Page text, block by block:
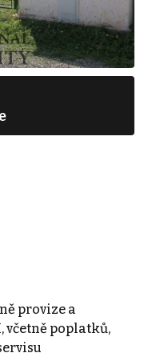
provize a
včetně poplatků,